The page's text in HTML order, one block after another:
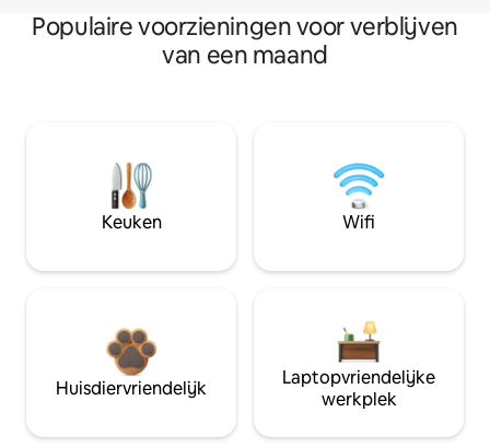
Populaire voorzieningen voor verblijven
van een maand
Keuken Wifi
Huisdiervriendelijk
Laptopvriendelijke
werkplek